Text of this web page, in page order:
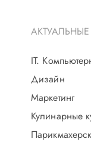
IT.
Дизайн
Маркетинг
Кулинарные